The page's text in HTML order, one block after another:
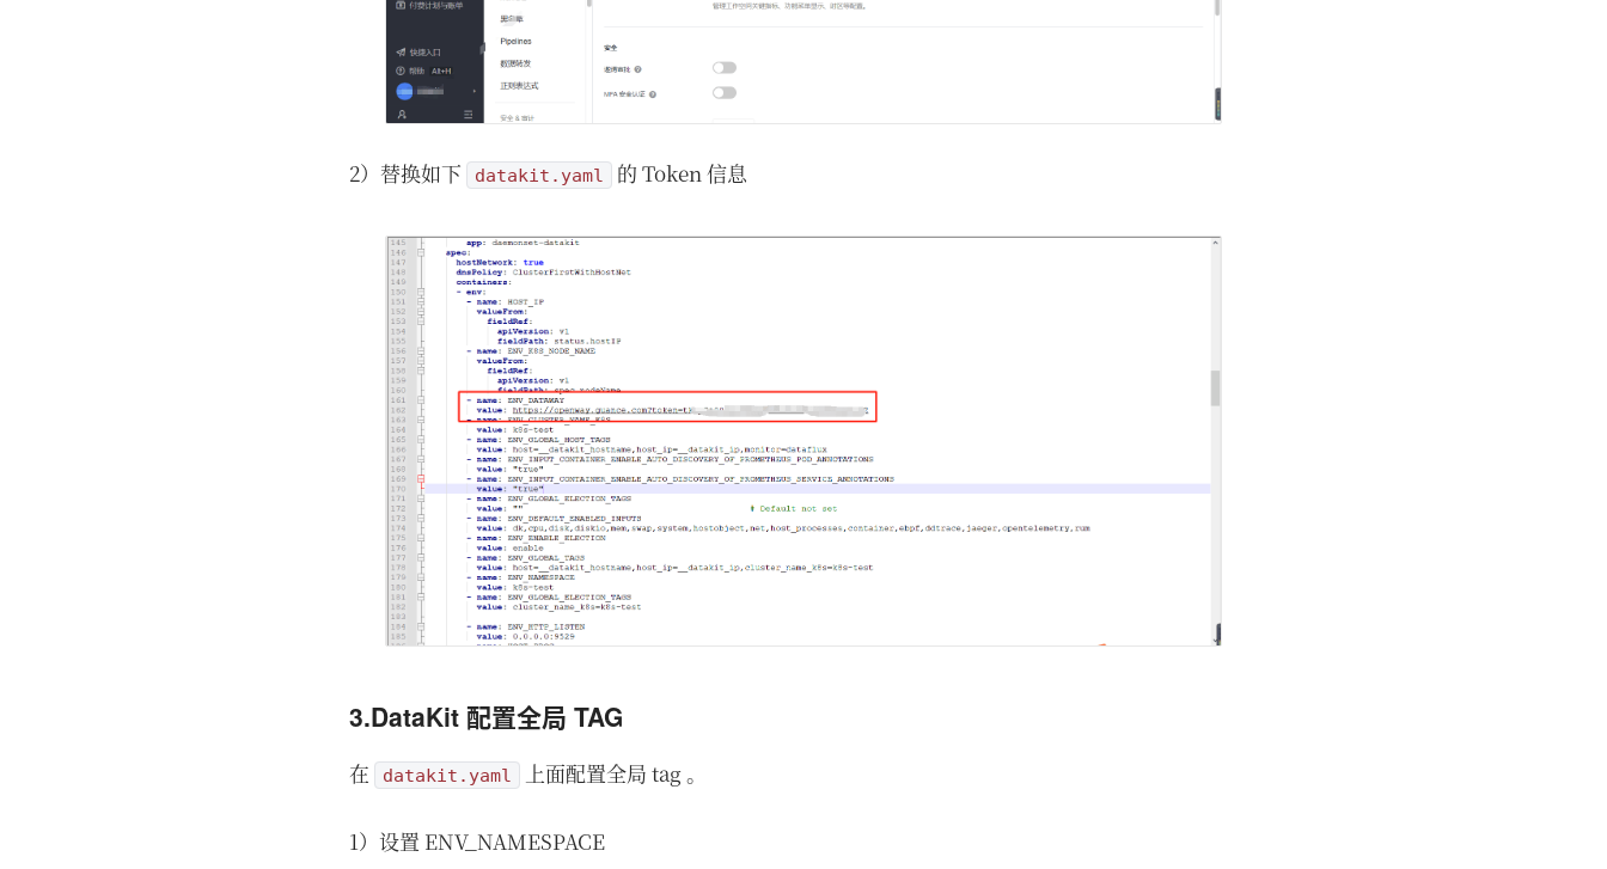
2）替换如下 datakit.yaml 的 Token 信息
3.DataKit 配置全局 TAG
在 datakit.yaml 上面配置全局 tag 。
1）设置 ENV_NAMESPACE